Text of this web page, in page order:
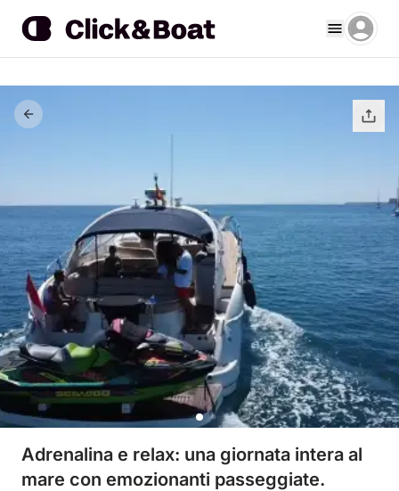
Adrenalina e relax: una giornata intera al
mare con emozionanti passeggiate.